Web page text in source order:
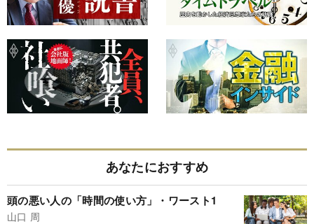
あなたにおすすめ
頭の悪い人の「時間の使い方」・ワースト1
山口 周